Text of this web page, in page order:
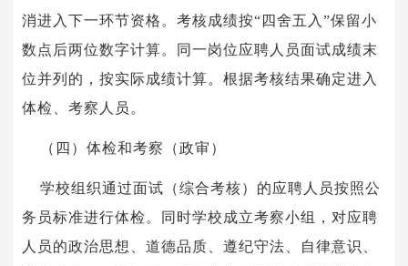
消进入下一环节资格。考核成绩按“四舍五入”保留小
数点后两位数字计算。同一岗位应聘人员面试成绩末
位并列的，按实际成绩计算。根据考核结果确定进入
体检、考察人员。
（四）体检和考察（政审）
学校组织通过面试（综合考核）的应聘人员按照公
务员标准进行体检。同时学校成立考察小组，对应聘
人员的政治思想、道德品质、遵纪守法、自律意识、